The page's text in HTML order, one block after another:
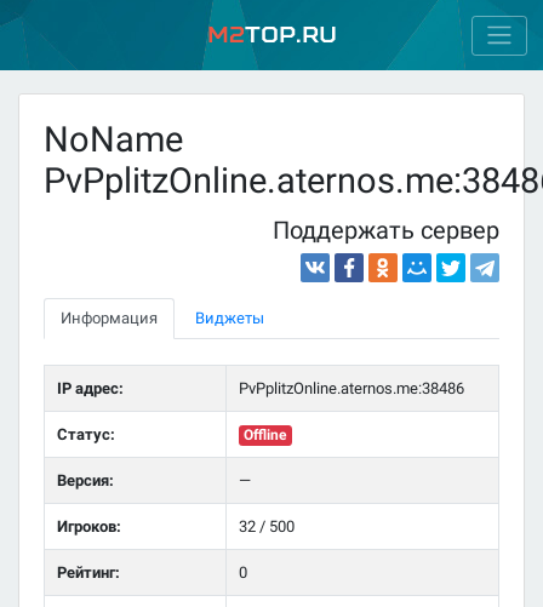
M2Top.ru
NoName
Поддержать сервер
Информация Виджеты
IP адрес: PvPplitzOnline.aternos.me:38486
Статус: Offline
Версия: —
Игроков: 32 / 500
Рейтинг: 0